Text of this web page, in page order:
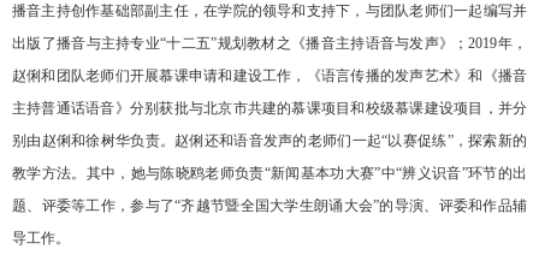
播音主持创作基础部副主任，在学院的领导和支持下，与团队老师们一起编写并
出版了播音与主持专业“十二五”规划教材之《播音主持语音与发声》；2019年，
赵俐和团队老师们开展慕课申请和建设工作，《语言传播的发声艺术》和《播音
主持普通话语音》分别获批与北京市共建的慕课项目和校级慕课建设项目，并分
别由赵俐和徐树华负责。赵俐还和语音发声的老师们一起“以赛促练”，探索新的
教学方法。其中，她与陈晓鸥老师负责“新闻基本功大赛”中“辨义识音”环节的出
题、评委等工作，参与了“齐越节暨全国大学生朗诵大会”的导演、评委和作品辅
导工作。